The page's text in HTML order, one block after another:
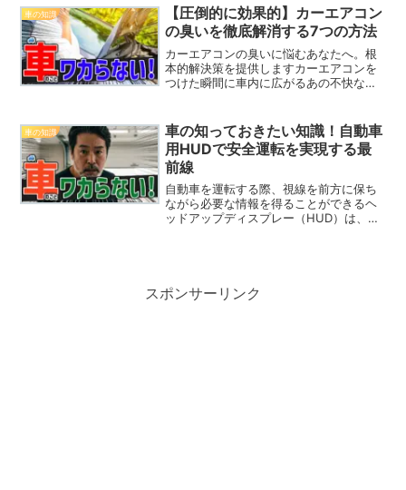
も。この記事では、ETCの基本的な仕組
みから料金の確認方法、...
車の知識
【圧倒的に効果的】カーエアコン
の臭いを徹底解消する7つの方法
カーエアコンの臭いに悩むあなたへ。根
本的解決策を提供しますカーエアコンを
つけた瞬間に車内に広がるあの不快な臭
「カビ」や「ホコリ」の蓄積にありま
す。これらの悪臭は、ただの...
車の知識
車の知っておきたい知識！自動車
用HUDで安全運転を実現する最
前線
自動車を運転する際、視線を前方に保ち
ながら必要な情報を得ることができるヘ
ッドアップディスプレー（HUD）は、ま
スポンサーリンク